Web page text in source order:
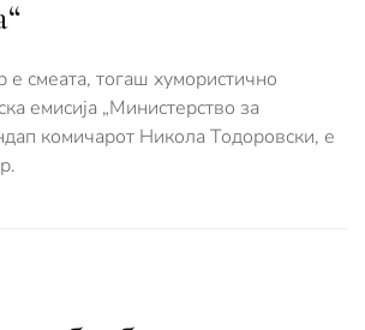
смеата, тогаш хумористично
емисија „Министерство за
комичарот Никола Тодоровски, е